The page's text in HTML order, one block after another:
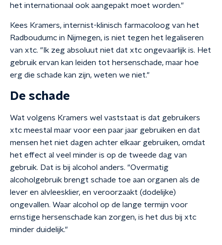
het internationaal ook aangepakt moet worden."
Kees Kramers, internist-klinisch farmacoloog van het
Radboudumc in Nijmegen, is niet tegen het legaliseren
van xtc. "Ik zeg absoluut niet dat xtc ongevaarlijk is. Het
gebruik ervan kan leiden tot hersenschade, maar hoe
erg die schade kan zijn, weten we niet."
De schade
Wat volgens Kramers wel vaststaat is dat gebruikers
xtc meestal maar voor een paar jaar gebruiken en dat
mensen het niet dagen achter elkaar gebruiken, omdat
het effect al veel minder is op de tweede dag van
gebruik. Dat is bij alcohol anders. "Overmatig
alcoholgebruik brengt schade toe aan organen als de
lever en alvleesklier, en veroorzaakt (dodelijke)
ongevallen. Waar alcohol op de lange termijn voor
ernstige hersenschade kan zorgen, is het dus bij xtc
minder duidelijk."